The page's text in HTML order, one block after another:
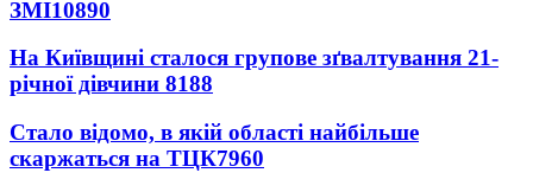
ЗМІ10890
На Київщині сталося групове зґвалтування 21-
річної дівчини 8188
Стало відомо, в якій області найбільше
скаржаться на ТЦК7960